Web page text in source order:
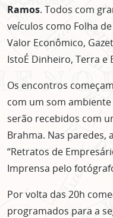
Ramos. Todos com
veículos como Folha
Valor Econômico,
IstoÉ Dinheiro, Terra e
Os encontros
com um som
serão recebidos com
Brahma. Nas paredes,
“Retratos de
Imprensa pelo
Por volta das 20h
programados para a